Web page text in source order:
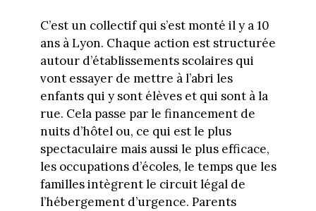
C’est un collectif qui s’est monté il y a 10
ans à Lyon. Chaque action est structurée
autour d’établissements scolaires qui
vont essayer de mettre à l’abri les
enfants qui y sont élèves et qui sont à la
rue. Cela passe par le financement de
nuits d’hôtel ou, ce qui est le plus
spectaculaire mais aussi le plus efficace,
les occupations d’écoles, le temps que les
familles intègrent le circuit légal de
l’hébergement d’urgence. Parents